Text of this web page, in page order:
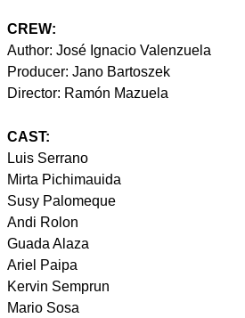
CREW:
Author: José Ignacio Valenzuela
Producer: Jano Bartoszek
Director: Ramón Mazuela
CAST:
Luis Serrano
Mirta Pichimauida
Susy Palomeque
Andi Rolon
Guada Alaza
Ariel Paipa
Kervin Semprun
Mario Sosa